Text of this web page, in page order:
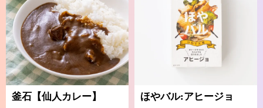
釜石【仙人カレー】
ほやバル:アヒージョ